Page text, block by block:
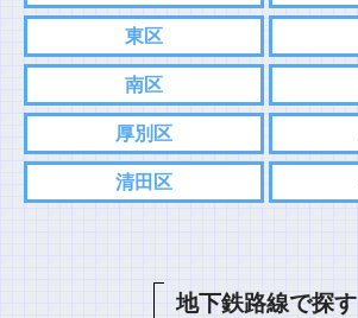
東区
南区
厚別区
清田区
地下鉄路線で探す